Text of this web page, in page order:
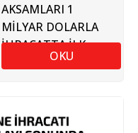
AKSAMLARI 1
MİLYAR DOLARLA
İHRACATTA İLK
OKU